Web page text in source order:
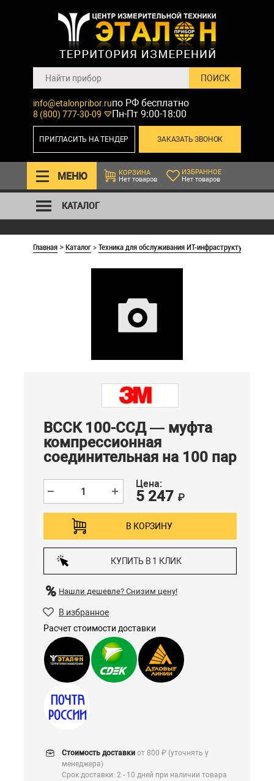
info@etalonpribor.ru
8 (800) 777-30-09
по РФ бесплатно
Пн-Пт 9:00-18:00
ЗАКАЗАТЬ ЗВОНОК
ПРИГЛАСИТЬ НА ТЕНДЕР
МЕНЮ
КОРЗИНА
Нет товаров
ИЗБРАННОЕ
Нет товаров
КАТАЛОГ
Главная >Каталог>Техника для обслуживания ИТ-инфраструктуры
ВССК 100-ССД — муфта
компрессионная
соединительная на 100 пар
Цена:
5 247 ₽
В КОРЗИНУ
КУПИТЬ В 1 КЛИК
Нашли дешевле? Снизим цену!
В избранное
Расчет стоимости доставки
Стоимость доставки от 800 ₽ (уточнять у
менеджера)
Срок доставки: 2 - 10 дней при наличии товара